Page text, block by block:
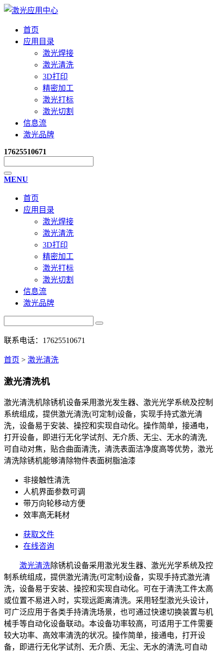
首页
应用目录
激光焊接
激光清洗
3D打印
精密加工
激光打标
激光切割
信息流
激光品牌
17625510671
MENU
首页
应用目录
激光焊接
激光清洗
3D打印
精密加工
激光打标
激光切割
信息流
激光品牌
联系电话：17625510671
首页 > 激光清洗
激光清洗机
激光清洗机除锈机设备采用激光发生器、激光光学系统及控制
系统组成，提供激光清洗(可定制)设备，实现手持式激光清
洗，设备易于安装、操控和实现自动化。操作简单，接通电，
打开设备，即进行无化学试剂、无介质、无尘、无水的清洗,
可自动对焦，贴合曲面清洗，清洗表面洁净度高等优势，激光
清洗除锈机能够清除物件表面树脂油漆
非接触性清洗
人机界面参数可调
带万向轮移动方便
效率高无耗材
获取文件
在线咨询
激光清洗除锈机设备采用激光发生器、激光光学系统及控
制系统组成，提供激光清洗(可定制)设备，实现手持式激光清
洗，设备易于安装、操控和实现自动化。可在于清洗工件太高
或位置不易进入时，实现远距离清洗。采用轻型激光头设计，
可广泛应用于各类手持清洗场景，也可通过快速切换装置与机
械手等自动化设备联动。本设备功率较高，可适用于工件需要
较大功率、高效率清洗的状况。操作简单，接通电，打开设
备，即进行无化学试剂、无介质、无尘、无水的清洗,可自动